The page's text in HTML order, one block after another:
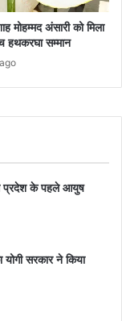
मोहम्मद अंसारी को मिला
हथकरघा सम्मान
प्रदेश के पहले आयुष
सरकार ने किया